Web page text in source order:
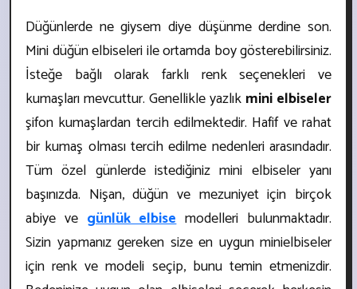
Düğünlerde ne giysem diye düşünme derdine son.
Mini düğün elbiseleri ile ortamda boy gösterebilirsiniz.
İsteğe bağlı olarak farklı renk seçenekleri ve
kumaşları mevcuttur. Genellikle yazlık mini elbiseler
şifon kumaşlardan tercih edilmektedir. Hafif ve rahat
bir kumaş olması tercih edilme nedenleri arasındadır.
Tüm özel günlerde istediğiniz mini elbiseler yanı
başınızda. Nişan, düğün ve mezuniyet için birçok
abiye ve günlük elbisemodelleri bulunmaktadır.
Sizin yapmanız gereken size en uygun minielbiseler
için renk ve modeli seçip, bunu temin etmenizdir.